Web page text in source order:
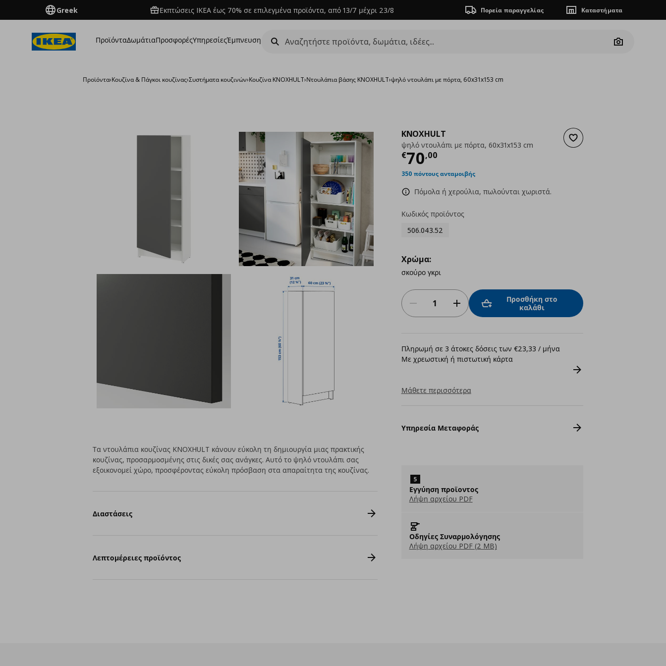
Greek Εκπτώσεις IKEA έως 70% σε επιλεγμένα προϊόντα, από 13/7 μέχρι 23/8 Πορεία παραγγελίας Καταστήματα
ΠροϊόνταΔωμάτιαΠροσφορέςΥπηρεσίεςΈμπνευση
Camera
Προϊόντα›Κουζίνα & Πάγκοι κουζίνας›Συστήματα κουζινών›Κουζίνα KNOXHULT›Ντουλάπια βάσης KNOXHULT›ψηλό ντουλάπι με πόρτα, 60x31x153 cm
Προσθήκη στα αγαπημένα
KNOXHULT
ψηλό ντουλάπι με πόρτα, 60x31x153 cm
€70,00
Τρέχουσα τιμή
350 πόντους ανταμοιβής
Πόμολα ή χερούλια, πωλούνται χωριστά.
Κωδικός προϊόντος
506.043.52
Χρώμα:
σκούρο γκρι
Προσθήκη στο
καλάθι
Πληρωμή σε 3 άτοκες δόσεις των €23,33 / μήνα
Με χρεωστική ή πιστωτική κάρτα
Μάθετε περισσότερα
Υπηρεσία Μεταφοράς
Εγγύηση προϊοντος
Λήψη αρχείου PDF
Οδηγίες Συναρμολόγησης
Λήψη αρχείου PDF (2 MB)
Τα ντουλάπια κουζίνας KNOXHULT κάνουν εύκολη τη δημιουργία μιας πρακτικής
κουζίνας, προσαρμοσμένης στις δικές σας ανάγκες. Αυτό το ψηλό ντουλάπι σας
εξοικονομεί χώρο, προσφέροντας εύκολη πρόσβαση στα απαραίτητα της κουζίνας.
Διαστάσεις
Λεπτομέρειες προϊόντος